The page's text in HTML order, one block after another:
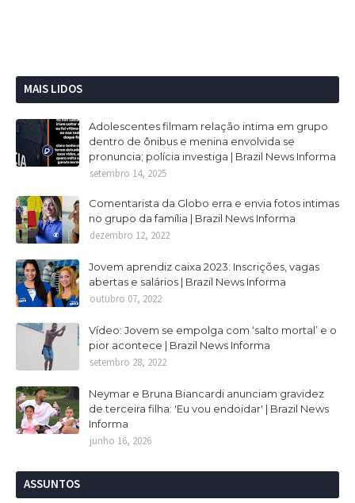
MAIS LIDOS
Adolescentes filmam relação intima em grupo
dentro de ônibus e menina envolvida se
pronuncia; polícia investiga | Brazil News Informa
setembro 14, 2025
Comentarista da Globo erra e envia fotos intimas
no grupo da família | Brazil News Informa
dezembro 12, 2022
Jovem aprendiz caixa 2023: Inscrições, vagas
abertas e salários | Brazil News Informa
outubro 07, 2022
Vídeo: Jovem se empolga com ‘salto mortal’ e o
pior acontece | Brazil News Informa
setembro 28, 2022
Neymar e Bruna Biancardi anunciam gravidez
de terceira filha: 'Eu vou endoidar' | Brazil News
Informa
junho 16, 2026
ASSUNTOS